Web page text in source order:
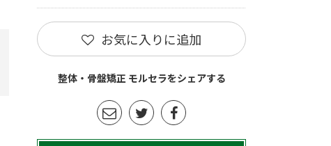
お気に入りに追加
整体・骨盤矯正 モルセラをシェアする